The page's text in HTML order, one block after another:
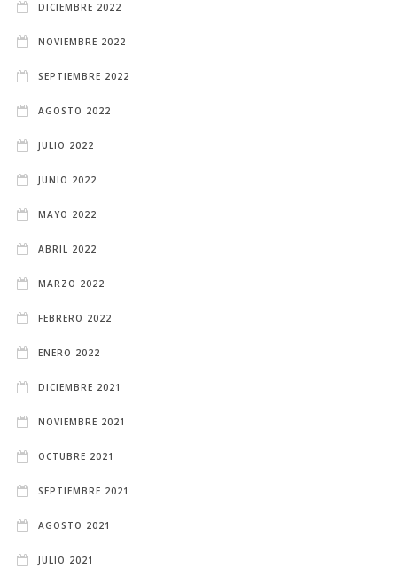
DICIEMBRE 2022
NOVIEMBRE 2022
SEPTIEMBRE 2022
AGOSTO 2022
JULIO 2022
JUNIO 2022
MAYO 2022
ABRIL 2022
MARZO 2022
FEBRERO 2022
ENERO 2022
DICIEMBRE 2021
NOVIEMBRE 2021
OCTUBRE 2021
SEPTIEMBRE 2021
AGOSTO 2021
JULIO 2021